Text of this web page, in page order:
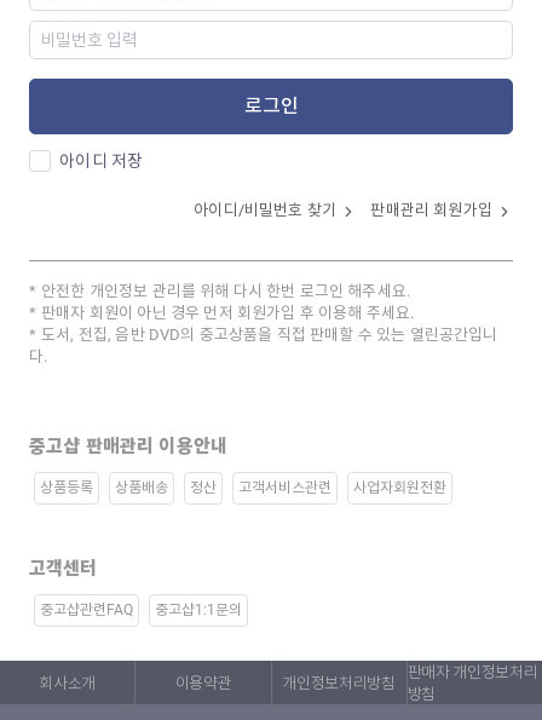
로그인
아이디 저장
아이디/비밀번호 찾기 판매관리 회원가입
안전한 개인정보 관리를 위해 다시 한번 로그인 해주세요.
판매자 회원이 아닌 경우 먼저 회원가입 후 이용해 주세요.
도서, 전집, 음반 DVD의 중고상품을 직접 판매할 수 있는 열린공간입니
다.
중고샵 판매관리 이용안내
상품등록 상품배송 정산 고객서비스관련 사업자회원전환
고객센터
중고샵관련FAQ 중고샵1:1문의
회사소개 이용약관 개인정보처리방침
판매자 개인정보처리
방침